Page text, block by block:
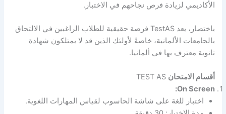
الأكاديمي لزيادة فرص نجاحهم في الاختبار.
باختصار، يعد TestAS فرصة حقيقية للطلاب الراغبين في الالتحاق
بالجامعات الألمانية، خاصةً لأولئك الذين قد لا يمتلكون شهادة
ثانوية معترف بها في ألمانيا.
أقسام الامتحان TEST AS
On Screen:
اختبار للغة على شاشة الحاسوب لقياس المهارات اللغوية.